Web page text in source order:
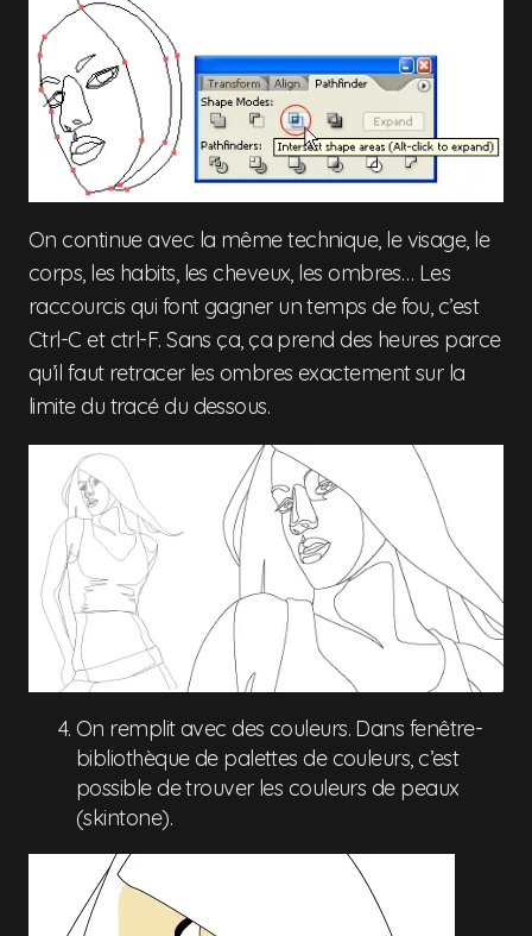
On continue avec la même technique, le visage, le
corps, les habits, les cheveux, les ombres… Les
raccourcis qui font gagner un temps de fou, c’est
Ctrl-C et ctrl-F. Sans ça, ça prend des heures parce
qu’il faut retracer les ombres exactement sur la
limite du tracé du dessous.
On remplit avec des couleurs. Dans fenêtre-
bibliothèque de palettes de couleurs, c’est
possible de trouver les couleurs de peaux
(skintone).